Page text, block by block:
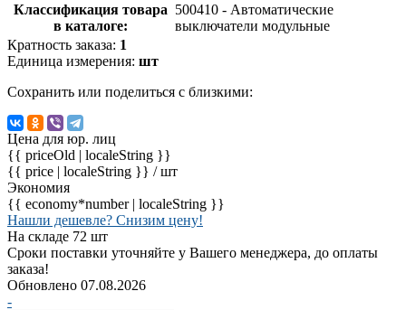
Классификация товара
в каталоге:
500410 - Автоматические
выключатели модульные
Кратность заказа: 1
Единица измерения: шт
Сохранить или поделиться с близкими:
Цена для юр. лиц
{{ priceOld | localeString }}
{{ price | localeString }} / шт
Экономия
{{ economy*number | localeString }}
Нашли дешевле? Снизим цену!
На складе 72 шт
Сроки поставки уточняйте у Вашего менеджера, до оплаты
заказа!
Обновлено 07.08.2026
-